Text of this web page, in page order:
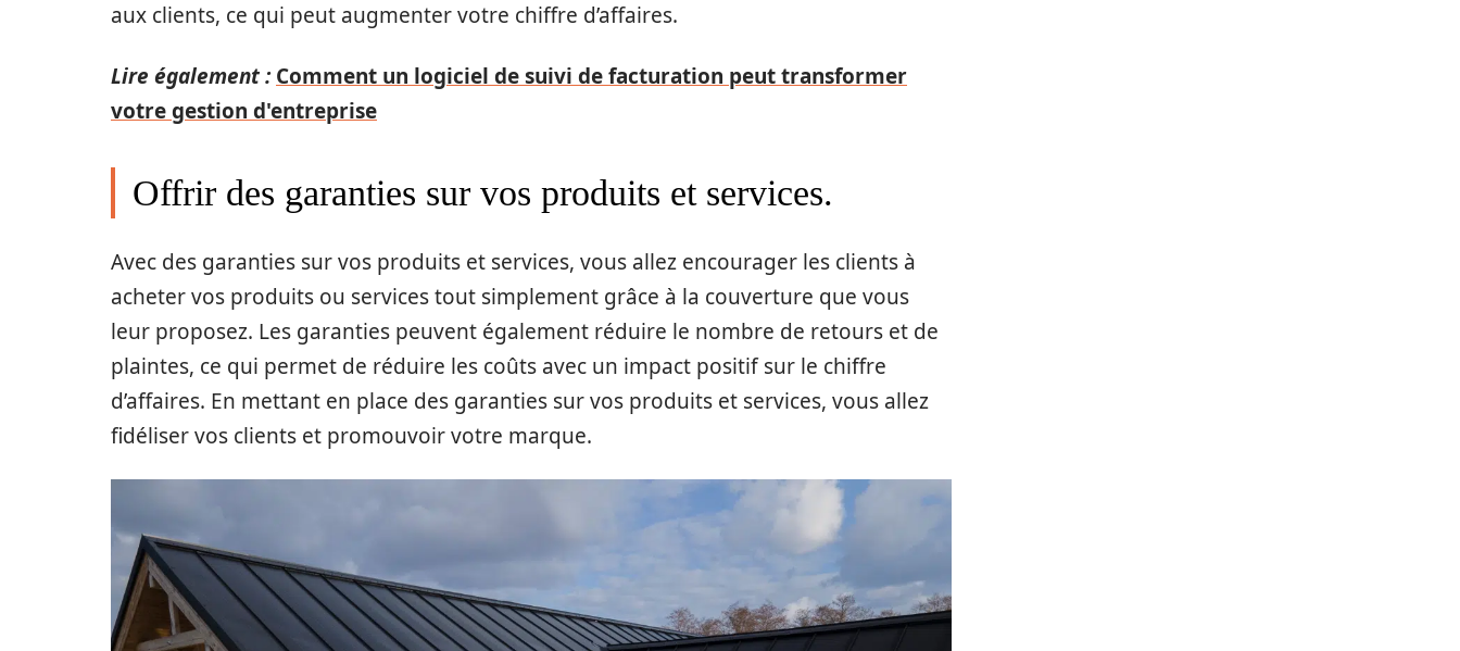
aux clients, ce qui peut augmenter votre chiffre d’affaires.
Lire également : Comment un logiciel de suivi de facturation peut transformer
votre gestion d'entreprise
Offrir des garanties sur vos produits et services.
Avec des garanties sur vos produits et services, vous allez encourager les clients à
acheter vos produits ou services tout simplement grâce à la couverture que vous
leur proposez. Les garanties peuvent également réduire le nombre de retours et de
plaintes, ce qui permet de réduire les coûts avec un impact positif sur le chiffre
d’affaires. En mettant en place des garanties sur vos produits et services, vous allez
fidéliser vos clients et promouvoir votre marque.